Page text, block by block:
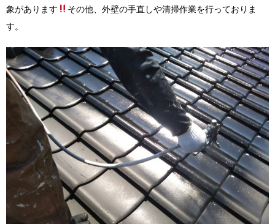
象があります
その他、外壁の手直しや清掃作業を行っておりま
す。